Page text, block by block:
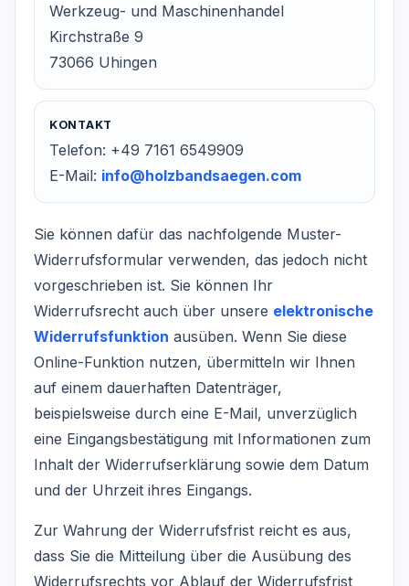
Werkzeug- und Maschinenhandel
Kirchstraße 9
73066 Uhingen
KONTAKT
Telefon: +49 7161 6549909
E-Mail: info@holzbandsaegen.com
Sie können dafür das nachfolgende Muster-
Widerrufsformular verwenden, das jedoch nicht
vorgeschrieben ist. Sie können Ihr
Widerrufsrecht auch über unsere elektronische
Widerrufsfunktion ausüben. Wenn Sie diese
Online-Funktion nutzen, übermitteln wir Ihnen
auf einem dauerhaften Datenträger,
beispielsweise durch eine E-Mail, unverzüglich
eine Eingangsbestätigung mit Informationen zum
Inhalt der Widerrufserklärung sowie dem Datum
und der Uhrzeit ihres Eingangs.
Zur Wahrung der Widerrufsfrist reicht es aus,
dass Sie die Mitteilung über die Ausübung des
Widerrufsrechts vor Ablauf der Widerrufsfrist